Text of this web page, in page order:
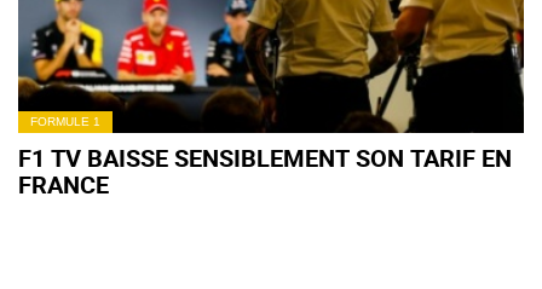
FORMULE 1
F1 TV BAISSE SENSIBLEMENT SON TARIF EN
FRANCE